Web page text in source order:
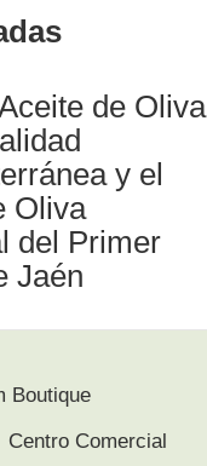
de Oliva
y el
Oliva
del Primer
Jaén
Boutique
Comercial